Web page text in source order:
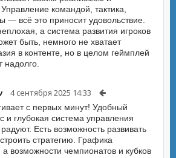
командой, тактика,
— всё это приносит удовольствие.
а система развития игроков
быть, немного не хватает
в контенте, но в целом геймплей
надолго.
4 сентября 2025 14:33
с первых минут! Удобный
и глубокая система управления
Есть возможность развивать
стратегию. Графика
а возможности чемпионатов и кубков